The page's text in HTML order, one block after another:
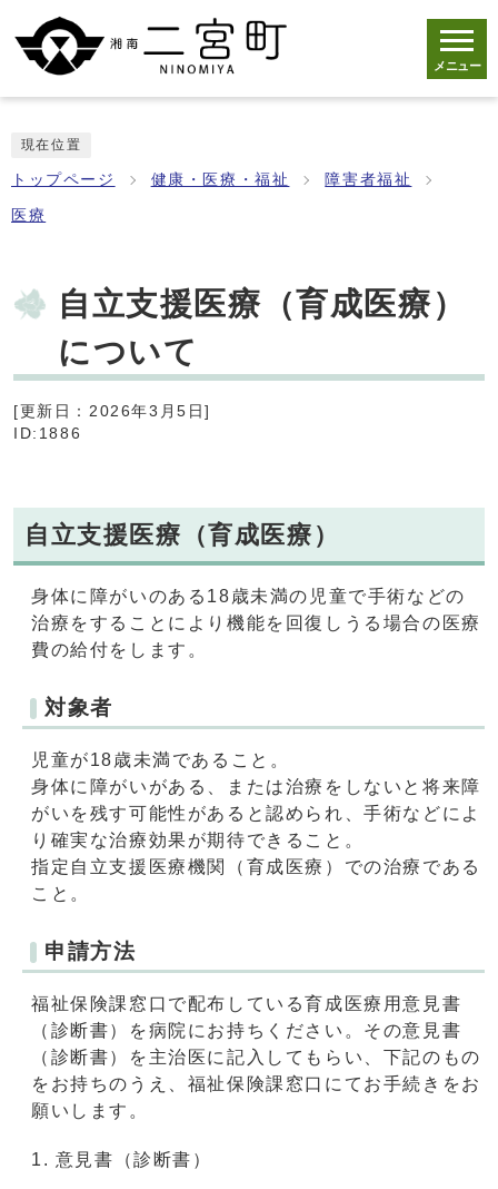
メニュー
現在位置
トップページ 健康・医療・福祉 障害者福祉
医療
自立支援医療（育成医療）
について
[更新日：2026年3月5日]
ID:1886
自立支援医療（育成医療）
身体に障がいのある18歳未満の児童で手術などの
治療をすることにより機能を回復しうる場合の医療
費の給付をします。
対象者
児童が18歳未満であること。
身体に障がいがある、または治療をしないと将来障
がいを残す可能性があると認められ、手術などによ
り確実な治療効果が期待できること。
指定自立支援医療機関（育成医療）での治療である
こと。
申請方法
福祉保険課窓口で配布している育成医療用意見書
（診断書）を病院にお持ちください。その意見書
（診断書）を主治医に記入してもらい、下記のもの
をお持ちのうえ、福祉保険課窓口にてお手続きをお
願いします。
意見書（診断書）